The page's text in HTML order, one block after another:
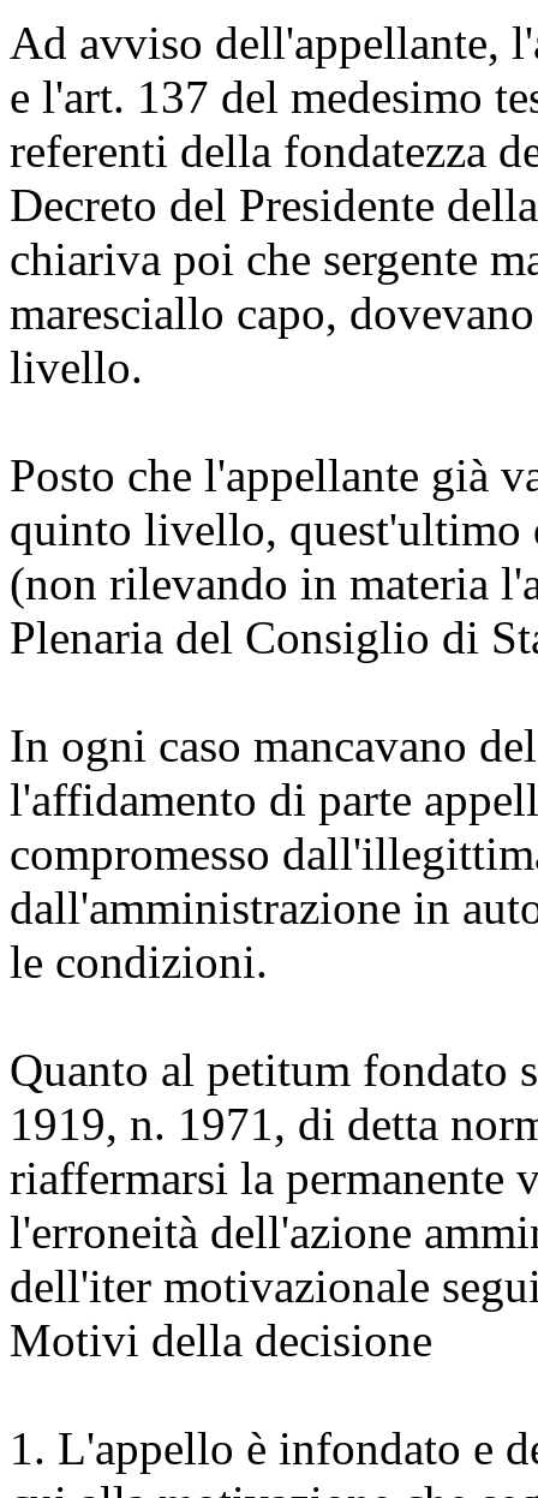
Ad avviso dell'appellante,
e l'art. 137 del medesimo
referenti della fondatezza
Decreto del Presidente
chiariva poi che sergente
maresciallo capo,
livello.
Posto che l'appellante già
quinto livello, quest'ultimo
(non rilevando in materia
Plenaria del Consiglio di
In ogni caso mancavano
l'affidamento di parte
compromesso
dall'amministrazione in
le condizioni.
Quanto al petitum fondato
1919, n. 1971, di detta
riaffermarsi la permanente
l'erroneità dell'azione
dell'iter motivazionale
Motivi della decisione
1. L'appello è infondato e